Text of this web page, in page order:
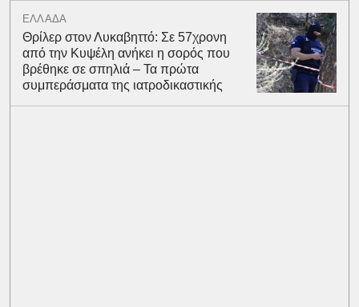
ΕΛΛΑΔΑ
Θρίλερ στον Λυκαβηττό: Σε 57χρονη
από την Κυψέλη ανήκει η σορός που
βρέθηκε σε σπηλιά – Τα πρώτα
συμπεράσματα της ιατροδικαστικής